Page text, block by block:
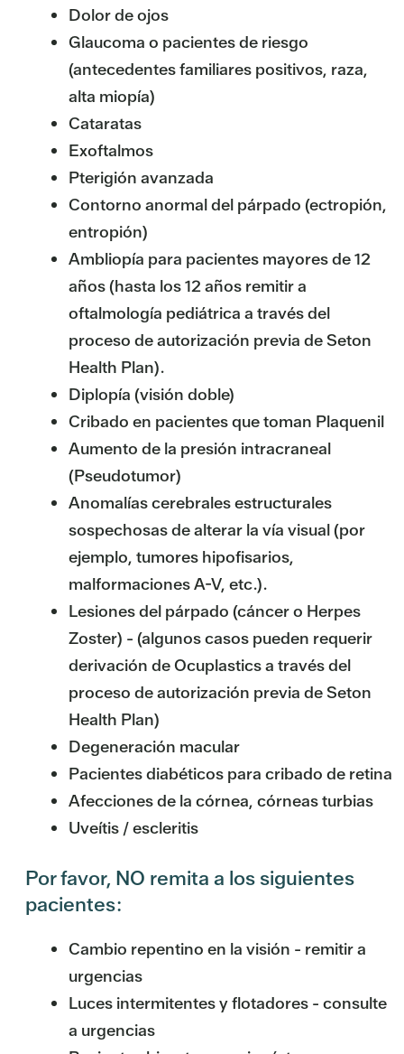
Dolor de ojos
Glaucoma o pacientes de riesgo
(antecedentes familiares positivos, raza,
alta miopía)
Cataratas
Exoftalmos
Pterigión avanzada
Contorno anormal del párpado (ectropión,
entropión)
Ambliopía para pacientes mayores de 12
años (hasta los 12 años remitir a
oftalmología pediátrica a través del
proceso de autorización previa de Seton
Health Plan).
Diplopía (visión doble)
Cribado en pacientes que toman Plaquenil
Aumento de la presión intracraneal
(Pseudotumor)
Anomalías cerebrales estructurales
sospechosas de alterar la vía visual (por
ejemplo, tumores hipofisarios,
malformaciones A-V, etc.).
Lesiones del párpado (cáncer o Herpes
Zoster) - (algunos casos pueden requerir
derivación de Ocuplastics a través del
proceso de autorización previa de Seton
Health Plan)
Degeneración macular
Pacientes diabéticos para cribado de retina
Afecciones de la córnea, córneas turbias
Uveítis / escleritis
Por favor, NO remita a los siguientes
pacientes:
Cambio repentino en la visión - remitir a
urgencias
Luces intermitentes y flotadores - consulte
a urgencias